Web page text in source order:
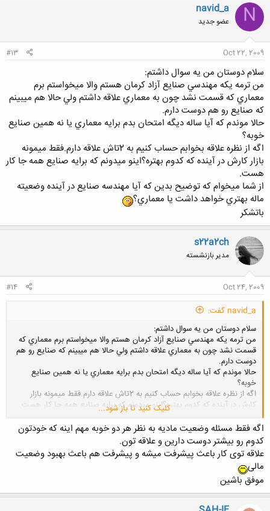
N
navid_a
عضو جدید
Oct 22, 2009
#13
سلام دوستان من يه سوال داشتم:
من ترمه يكه مهندسي صنايع آزاد كرمان هستم والا ميخواستم برم
معماري كه قسمت نشد چون به معماري علاقه داشتم ولي حالا هم ميبينم
كه صنايع رو هم دوست دارم.
حالا موندم كه آيا ساله ديگه امتحان بدم برايه معماري يا نه همين صنايع
خوبه؟
اگه از نظره علاقه بخوابم حساب كنيم به 2تاش علاقه دارم.فقط ميمونه
بازار كارش در آينده كه كدوم بهتره؟اينو ميدونم كه برايه صنايع همه جا كار
هست.
از شما ميخوام كه توضيح بدين كه آيا مهندسه صنايع در آينده وضعيته
ماله بهتري خواهد داشت يا معماري؟
باتشكر
s22a2ch
مدیر بازنشسته
Oct 24, 2009
#14
navid_a گفت:
سلام دوستان من يه سوال داشتم:
من ترمه يكه مهندسي صنايع آزاد كرمان هستم والا ميخواستم برم معماري كه
قسمت نشد چون به معماري علاقه داشتم ولي حالا هم ميبينم كه صنايع رو هم
دوست دارم.
حالا موندم كه آيا ساله ديگه امتحان بدم برايه معماري يا نه همين صنايع
خوبه؟
اگه از نظره علاقه بخوابم حساب كنيم به 2تاش علاقه دارم.فقط ميمونه بازار
كارش در آينده كه كدوم بهتره؟اينو ميدونم كه برايه صنايع همه جا كار هست.
از شما ميخوام كه توضيح بدين كه آيا مهندسه صنايع در آينده وضعيته ماله
بهتري خواهد داشت يا معماري؟
باتشكر
کلیک کنید تا باز شود...
اگه فقط مسئله وضعیت مادیه به نظر هر دو خوبه مهم اینه که خودتون
کدوم رو بیشتر دوست دارین و علاقه تون.
علاقه توی کار باعث پیشرفت میشه و پیشرفت هم باعث بهبود وضعیت
مالی
موفق باشین